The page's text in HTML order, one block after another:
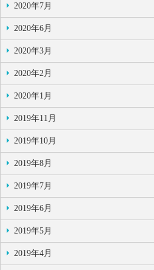
2020年7月
2020年6月
2020年3月
2020年2月
2020年1月
2019年11月
2019年10月
2019年8月
2019年7月
2019年6月
2019年5月
2019年4月